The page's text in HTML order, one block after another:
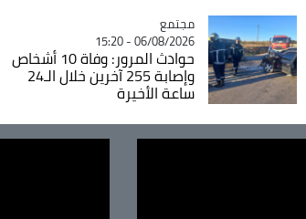
Catégorie
مجتمع
06/08/2026 - 15:20
حوادث المرور: وفاة 10 أشخاص
وإصابة 255 آخرين خلال الـ24
ساعة الأخيرة